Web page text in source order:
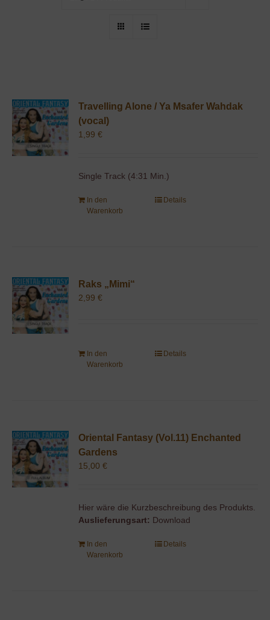
Travelling Alone / Ya Msafer Wahdak
(vocal)
1,99€
Single Track (4:31 Min.)
In den
Warenkorb
Details
Raks „Mimi“
2,99€
In den
Warenkorb
Details
Oriental Fantasy (Vol.11) Enchanted
Gardens
15,00€
Hier wäre die Kurzbeschreibung des Produkts.
Auslieferungsart: Download
In den
Warenkorb
Details